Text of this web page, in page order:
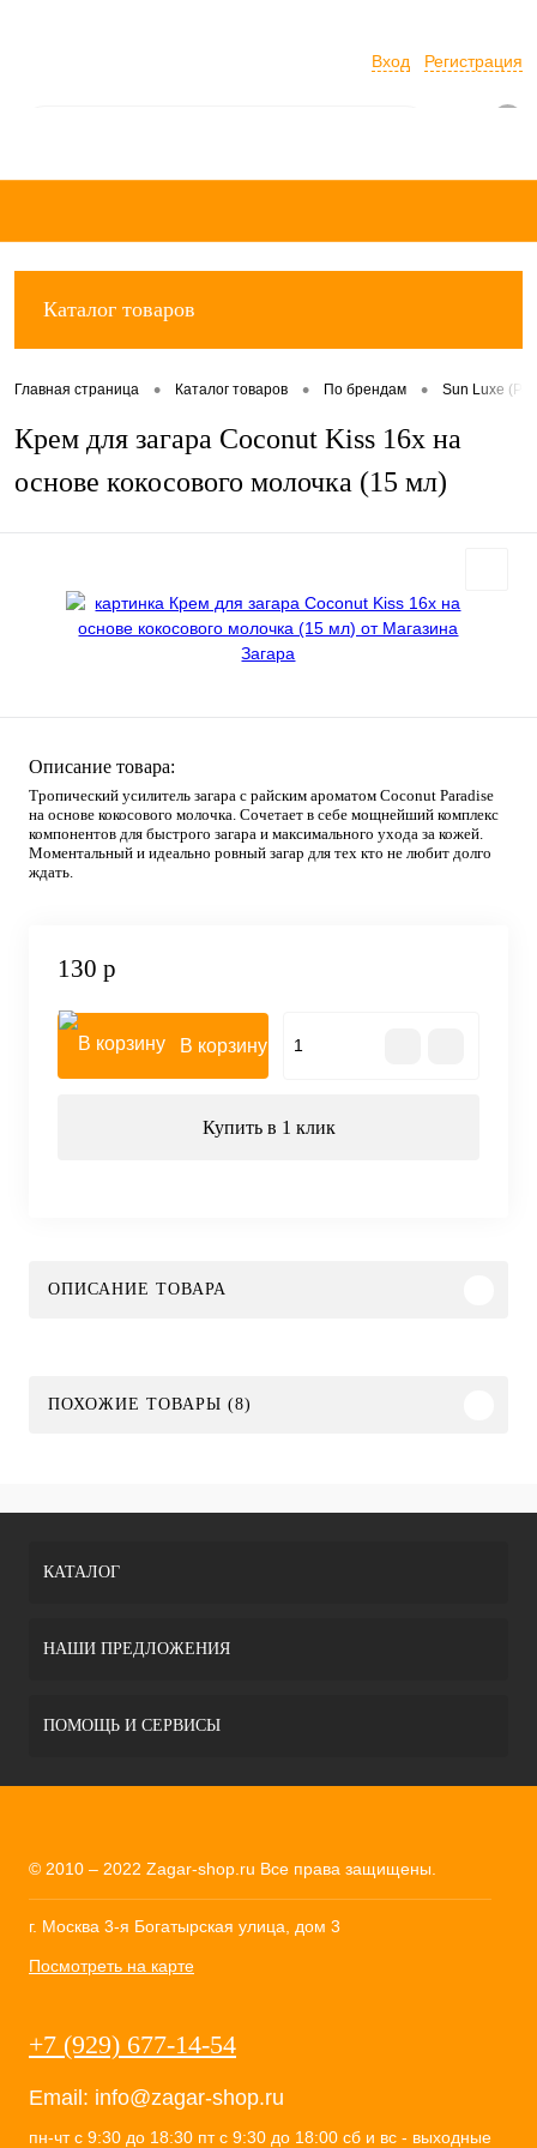
Вход Регистрация
Каталог товаров
Главная страница • Каталог товаров • По брендам • Sun Luxe
Крем для загара Coconut Kiss 16х на
основе кокосового молочка (15 мл)​
Описание товара:
Тропический усилитель загара с райским ароматом Coconut Paradise
на основе кокосового молочка. Сочетает в себе мощнейший комплекс
компонентов для быстрого загара и максимального ухода за кожей.
Моментальный и идеально ровный загар для тех кто не любит долго
ждать.
130 р
В корзину
Купить в 1 клик
ОПИСАНИЕ ТОВАРА
ПОХОЖИЕ ТОВАРЫ (8)
КАТАЛОГ
НАШИ ПРЕДЛОЖЕНИЯ
ПОМОЩЬ И СЕРВИСЫ
© 2010 – 2022 Zagar-shop.ru Все права защищены.
г. Москва 3-я Богатырская улица, дом 3
Посмотреть на карте
+7 (929) 677-14-54
Email: info@zagar-shop.ru
пн-чт с 9:30 до 18:30 пт с 9:30 до 18:00 сб и вс - выходные